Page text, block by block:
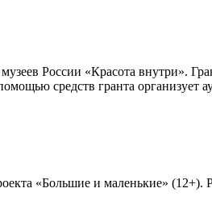
России «Красота внутри».
средств гранта организует
«Большие и маленькие» (12+).